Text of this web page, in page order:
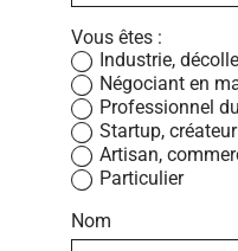
s
t
e
d
é
r
o
u
l
a
n
Vous êtes :
Industrie,
Négociant en
Professionnel
Startup, créateur
Artisan,
Particulier
Nom